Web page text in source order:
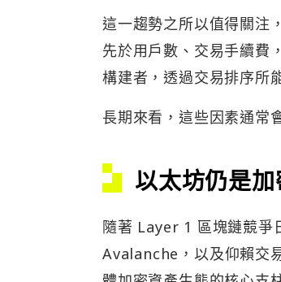
這一趨勢之所以值得關注
先於用戶數、交易手續費
構建者，透過交易排序所
長期來看，這些因素通常
以太坊仍是
隨著 Layer 1 區塊鏈競爭
Avalanche，以及仰賴交